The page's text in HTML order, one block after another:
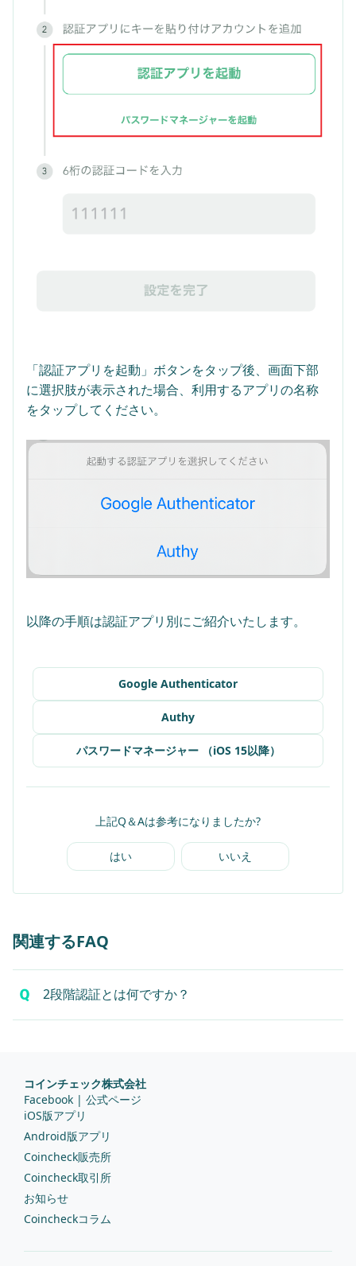
「認証アプリを起動」ボタンをタップ後、画面下部
に選択肢が表示された場合、利用するアプリの名称
Google Authenticator
Authy
パスワードマネージャー （iOS 15以降）
上記Q＆Aは参考になりましたか?
はい いいえ
関連するFAQ
2段階認証とは何ですか？
コインチェック株式会社
Facebook | 公式ページ
iOS版アプリ
Android版アプリ
Coincheck販売所
Coincheck取引所
お知らせ
Coincheckコラム